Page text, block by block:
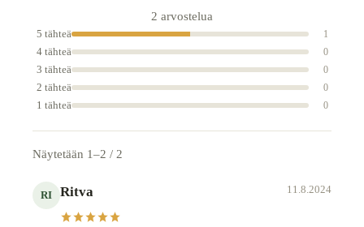
2 arvostelua
5 tähteä 1
4 tähteä 0
3 tähteä 0
2 tähteä 0
1 tähteä 0
Näytetään 1–2 / 2
RI Ritva 11.8.2024